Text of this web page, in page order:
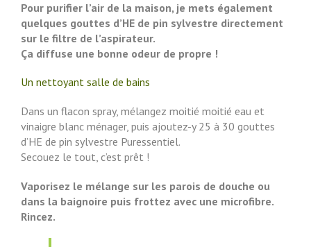
Pour purifier l’air de la maison, je mets également
quelques gouttes d’HE de pin sylvestre directement
sur le filtre de l’aspirateur.
Ça diffuse une bonne odeur de propre !
Un nettoyant salle de bains
Dans un flacon spray, mélangez moitié moitié eau et
vinaigre blanc ménager, puis ajoutez-y 25 à 30 gouttes
d’HE de pin sylvestre Puressentiel.
Secouez le tout, c’est prêt !
Vaporisez le mélange sur les parois de douche ou
dans la baignoire puis frottez avec une microfibre.
Rincez.